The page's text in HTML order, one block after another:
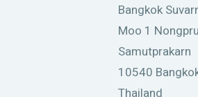
Bangkok
Moo 1
Samutprakarn
10540
Thailand